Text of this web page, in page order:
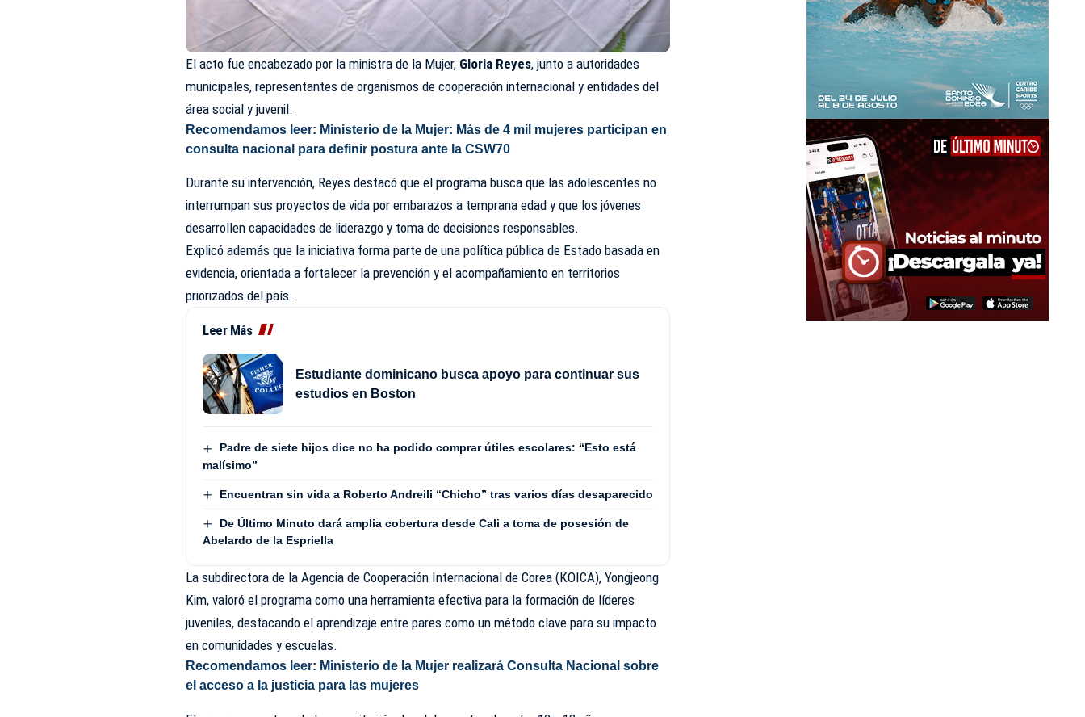
El acto fue encabezado por la ministra de la Mujer, Gloria Reyes, junto a autoridades
municipales, representantes de organismos de cooperación internacional y entidades del
área social y juvenil.
Recomendamos leer: Ministerio de la Mujer: Más de 4 mil mujeres participan en
consulta nacional para definir postura ante la CSW70
Durante su intervención, Reyes destacó que el programa busca que las adolescentes no
interrumpan sus proyectos de vida por embarazos a temprana edad y que los jóvenes
desarrollen capacidades de liderazgo y toma de decisiones responsables.
Explicó además que la iniciativa forma parte de una política pública de Estado basada en
evidencia, orientada a fortalecer la prevención y el acompañamiento en territorios
priorizados del país.
Leer Más
Estudiante dominicano busca apoyo para continuar sus
estudios en Boston
Padre de siete hijos dice no ha podido comprar útiles escolares: “Esto está
malísimo”
Encuentran sin vida a Roberto Andreili “Chicho” tras varios días desaparecido
De Último Minuto dará amplia cobertura desde Cali a toma de posesión de
Abelardo de la Espriella
La subdirectora de la Agencia de Cooperación Internacional de Corea (KOICA), Yongjeong
Kim, valoró el programa como una herramienta efectiva para la formación de líderes
juveniles, destacando el aprendizaje entre pares como un método clave para su impacto
en comunidades y escuelas.
Recomendamos leer: Ministerio de la Mujer realizará Consulta Nacional sobre
el acceso a la justicia para las mujeres